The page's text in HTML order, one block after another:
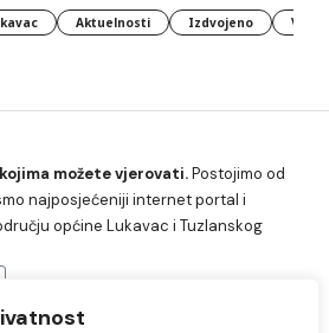
Aktuelnosti Izdvojeno
možete vjerovati.Postojimo od
najposjećeniji internet portal i
općine Lukavac i Tuzlanskog